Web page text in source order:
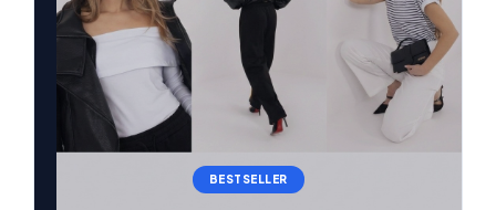
BESTSELLER